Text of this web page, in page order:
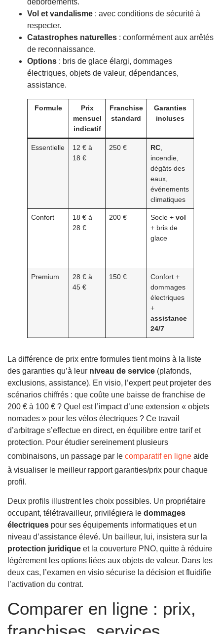
débordements.
Vol et vandalisme : avec conditions de sécurité à
respecter.
Catastrophes naturelles : conformément aux arrêtés
de reconnaissance.
Options : bris de glace élargi, dommages
électriques, objets de valeur, dépendances,
assistance.
Formule
Prix
mensuel
indicatif
Franchise
standard
Garanties
incluses
Essentielle
12 € à
18 €
250 € RC,
incendie,
dégâts des
eaux,
événements
climatiques
Confort
18 € à
28 €
200 € Socle +vol
+ bris de
glace
Premium
28 € à
45 €
150 €
Confort +
dommages
électriques
+
assistance
24/7
La différence de prix entre formules tient moins à la liste
des garanties qu’à leur niveau de service (plafonds,
exclusions, assistance). En visio, l’expert peut projeter des
scénarios chiffrés : que coûte une baisse de franchise de
200 € à 100 € ? Quel est l’impact d’une extension « objets
nomades » pour les vélos électriques ? Ce travail
d’arbitrage s’effectue en direct, en équilibre entre tarif et
protection. Pour étudier sereinement plusieurs
combinaisons, un passage par le comparatif en ligne aide
à visualiser le meilleur rapport garanties/prix pour chaque
profil.
Deux profils illustrent les choix possibles. Un propriétaire
occupant, télétravailleur, privilégiera le dommages
électriques pour ses équipements informatiques et un
niveau d’assistance élevé. Un bailleur, lui, insistera sur la
protection juridique et la couverture PNO, quitte à réduire
légèrement les options liées aux objets de valeur. Dans les
deux cas, l’examen en visio sécurise la décision et fluidifie
l’activation du contrat.
Comparer en ligne : prix,